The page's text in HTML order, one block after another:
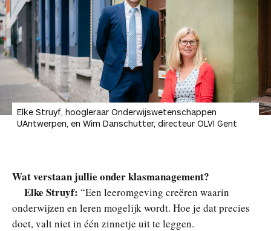
Elke Struyf, hoogleraar Onderwijswetenschappen
UAntwerpen, en Wim Danschutter, directeur OLVI Gent
Wat verstaan jullie onder klasmanagement?
Elke Struyf: “Een leeromgeving creëren waarin
onderwijzen en leren mogelijk wordt. Hoe je dat precies
doet, valt niet in één zinnetje uit te leggen.